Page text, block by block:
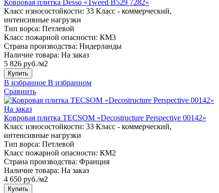
Ковровая плитка Desso «Tweed B529 7282»
Класс износостойкости: 33 Класс - коммерческий,
интенсивные нагрузки
Тип ворса: Петлевой
Класс пожарной опасности: КМ3
Страна производства: Нидерланды
Наличие товара: На заказ
5 826 руб./м2
Купить
В избранное В избранном
Сравнить
На заказ
Ковровая плитка TECSOM «Decostructure Perspective 00142»
Класс износостойкости: 33 Класс - коммерческий,
интенсивные нагрузки
Тип ворса: Петлевой
Класс пожарной опасности: КМ2
Страна производства: Франция
Наличие товара: На заказ
4 650 руб./м2
Купить